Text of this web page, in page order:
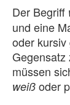
Der Begriff
und eine
oder
Gegensatz
müssen
weiß oder